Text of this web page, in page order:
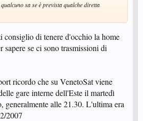
sa se è prevista qualche diretta
consiglio di tenere d'occhio la home
se ci sono trasmissioni di
ricordo che su VenetoSat viene
gare interne dell'Este il martedì
generalmente alle 21.30. L'ultima era
2007